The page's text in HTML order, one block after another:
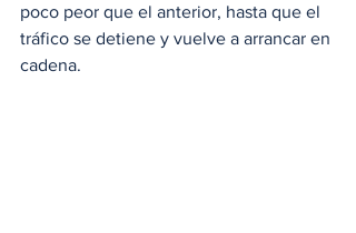
poco peor que el anterior, hasta que el
tráfico se detiene y vuelve a arrancar en
cadena.